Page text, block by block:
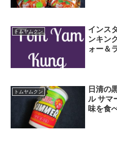
トムヤムクン
インス
ンキン
ォー＆
トムヤムクン
日清の
ル サマ
味を食